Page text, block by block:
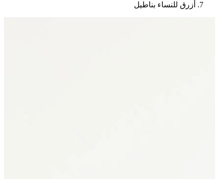
أزرق للنساء بناطيل